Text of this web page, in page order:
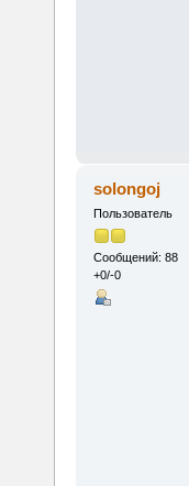
solongoj
Пользователь
Сообщений: 88
+0/-0